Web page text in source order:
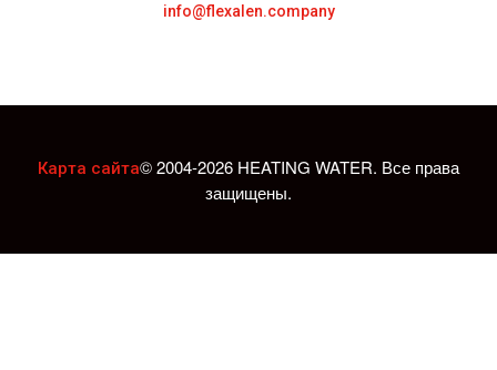
info@flexalen.company
Карта сайта© 2004-2026 HEATING WATER. Все права
защищены.